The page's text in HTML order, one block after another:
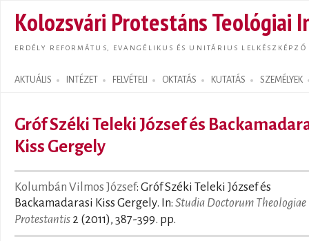
Kolozsvári Protestáns Teológiai
ERDÉLY REFORMÁTUS, EVANGÉLIKUS ÉS UNITÁRIUS LELKÉSZKÉPZŐ
AKTUÁLIS INTÉZET FELVÉTELI OKTATÁS KUTATÁS SZEMÉLYEK
Search form
Gróf Széki Teleki József és
Kiss Gergely
Kolumbán Vilmos József: Gróf Széki Teleki József és
Backamadarasi Kiss Gergely. In: Studia Doctorum Theologiae
Protestantis 2 (2011), 387-399. pp.